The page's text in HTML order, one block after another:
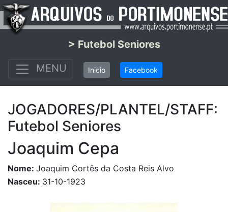
> Futebol Seniores
MENU
Inicio Facebook
JOGADORES/PLANTEL/STAFF:
Futebol Seniores
Joaquim Cepa
Nome: Joaquim Cortês da Costa Reis Alvo
Nasceu: 31-10-1923